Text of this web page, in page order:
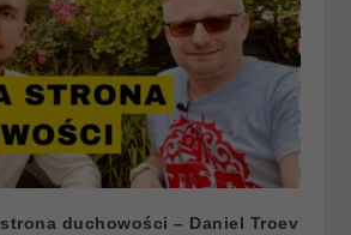
duchowości – Daniel Troev